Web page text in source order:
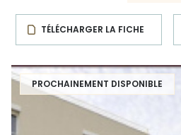
TÉLÉCHARGER LA FICHE
PROCHAINEMENT DISPONIBLE